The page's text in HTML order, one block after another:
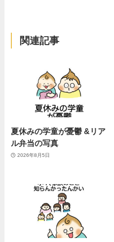
関連記事
夏休みの学童が憂鬱 &リア
ル弁当の写真
2026年8月5日